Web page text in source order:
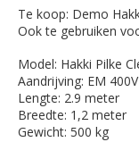
Te koop: Demo
Ook te gebruiken
Model: Hakki Pilke
Aandrijving: EM 400V
Lengte: 2.9 meter
Breedte: 1,2 meter
Gewicht: 500 kg